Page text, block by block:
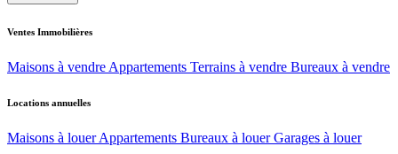
Ventes Immobilières
Maisons à vendre Appartements Terrains à vendre Bureaux à vendre
Locations annuelles
Maisons à louer Appartements Bureaux à louer Garages à louer